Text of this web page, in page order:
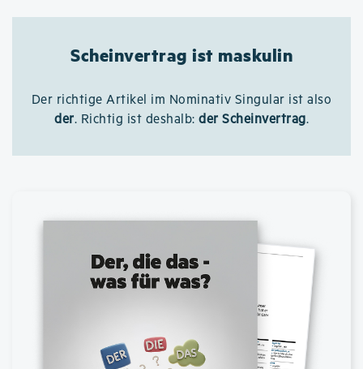
Scheinvertrag ist maskulin
Der richtige Artikel im Nominativ Singular ist also
der. Richtig ist deshalb: der Scheinvertrag.